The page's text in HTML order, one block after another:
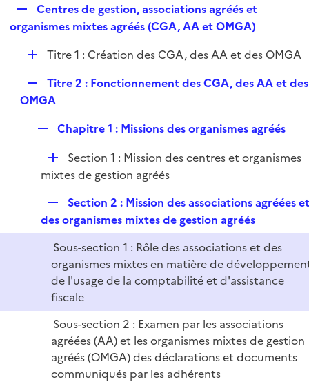
e
r
p
l
i
e
r
e
l
r
Centres de gestion, associations agréés et
organismes mixtes agréés (CGA, AA et OMGA)
D
l
Titre 1 : Création des CGA, des AA et des OMGA
e
l
r
Titre 2 : Fonctionnement des CGA, des AA et des
OMGA
p
l
r
Chapitre 1 : Missions des organismes agréés
D
é
i
r
Section 1 : Mission des centres et organismes
mixtes de gestion agréés
e
p
l
i
e
r
Section 2 : Mission des associations agréées
des organismes mixtes de gestion agréés
Sous-section 1 : Rôle des associations et des
organismes mixtes en matière de
de l'usage de la comptabilité et d'assistance
fiscale
Sous-section 2 : Examen par les associations
agréées (AA) et les organismes mixtes de gestion
agréés (OMGA) des déclarations et documents
communiqués par les adhérents